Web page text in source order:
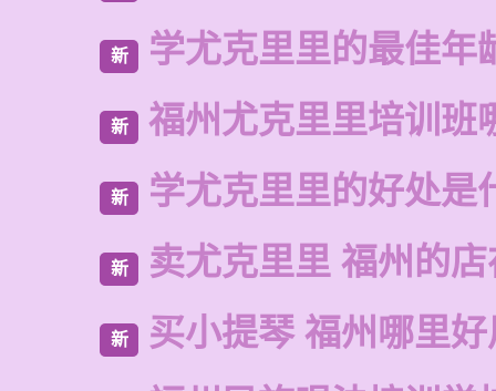
新 学尤克里里的最佳年
新 福州尤克里里培训班
新 学尤克里里的好处是
新 卖尤克里里 福州的
新
买小提琴 福州哪里